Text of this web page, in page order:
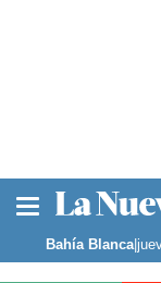
Noticias
Bahía Blanca|